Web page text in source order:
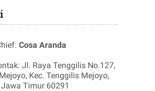
Cosa Aranda
Jl. Raya Tenggilis No.127,
Kec. Tenggilis Mejoyo,
Jawa Timur 60291